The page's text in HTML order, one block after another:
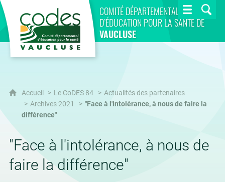
COMITÉ DÉPARTEMENTAL
D’ÉDUCATION POUR LA SANTÉ DE
VAUCLUSE
CoDES 84
Accueil Le CoDES 84
Actualités des partenaires
Archives 2021
"Face à l'intolérance, à nous de faire la
différence"
"Face à l'intolérance, à nous de
faire la différence"